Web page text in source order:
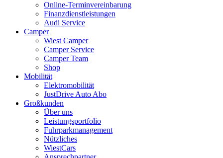
Online-Terminvereinbarung
Finanzdienstleistungen
Audi Service
Camper
Wiest Camper
Camper Service
Camper Team
Shop
Mobilität
Elektromobilität
JustDrive Auto Abo
Großkunden
Über uns
Leistungsportfolio
Fuhrparkmanagement
Nützliches
WiestCars